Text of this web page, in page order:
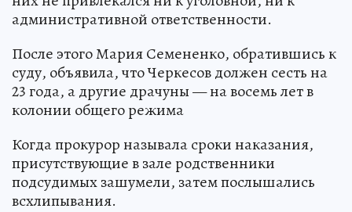
административной ответственности.
После этого Мария Семененко, обратившись к
суду, объявила, что Черкесов должен сесть на
23 года, а другие драчуны — на восемь лет в
колонии общего режима
Когда прокурор называла сроки наказания,
присутствующие в зале родственники
подсудимых зашумели, затем послышались
всхлипывания.